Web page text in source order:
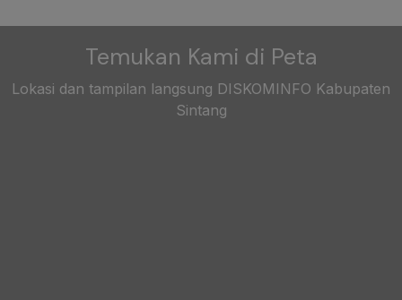
Temukan Kami di Peta
Lokasi dan tampilan langsung DISKOMINFO Kabupaten
Sintang